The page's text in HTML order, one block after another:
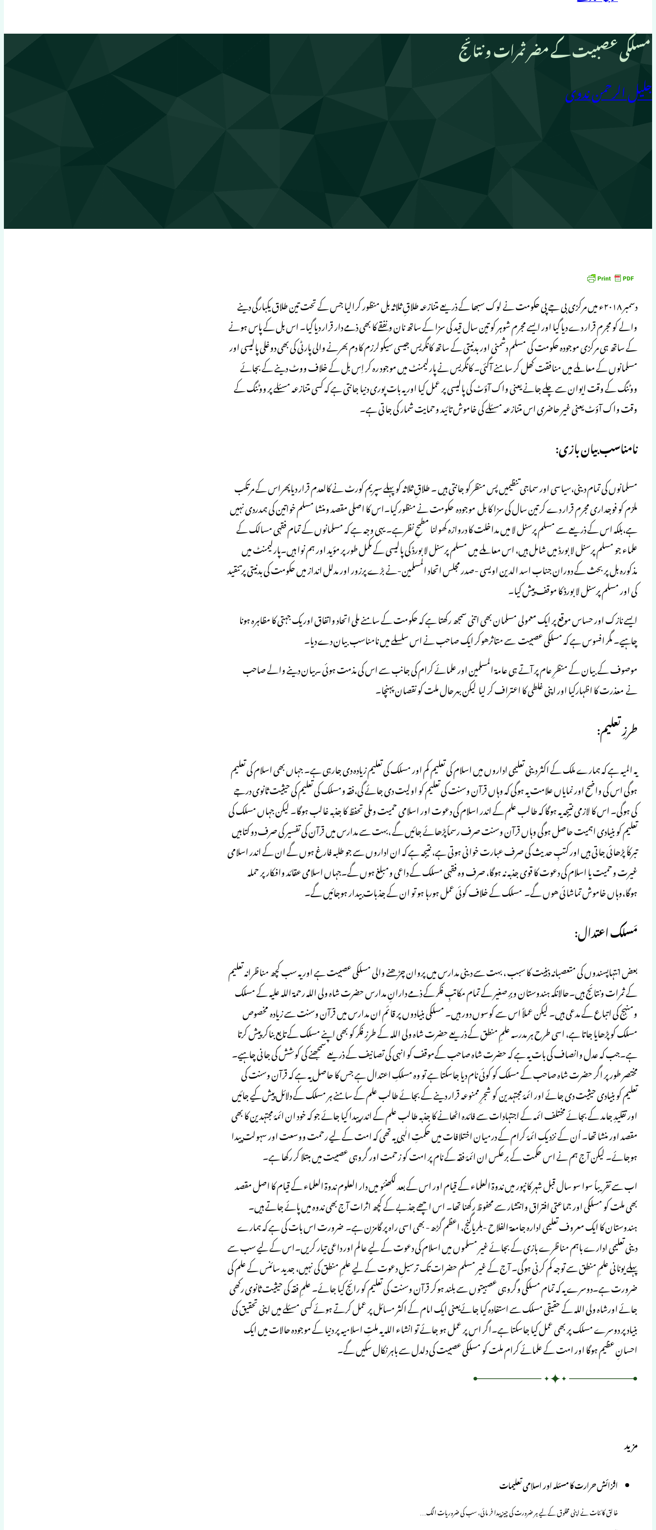
مسلکی عصبیت کے مضر ثمرات و نتائج
جلیل الرحمن ندوی
دسمبر ۲۰۱۸ء میں مرکزی بی جے پی حکومت نے لوک سبھا کے ذریعے متنازعہ طلاقِ ثلاثہ بل منظور کرالیا جس کے تحت تین طلاق یکبارگی دینے
والے کو مجرم قرار دے دیا گیا اور ایسے مجرم شوہر کو تین سال قید کی سزا کے ساتھ نان ونفقے کا بھی ذمے دار قرار دیا گیا۔ اس بل کے پاس ہونے
کے ساتھ ہی مرکزی موجودہ حکومت کی مسلم دشمنی اور بدنیتی کے ساتھ کانگریس جیسی سیکولرزم کا دم بھرنے والی پارٹی کی بھی دوغلی پالیسی اور
مسلمانوں کے معاملے میں منافقت کھل کر سامنے آگئی۔ کانگریس نے پارلیمنٹ میں موجود رہ کر اِس بل کے خلاف ووٹ دینے کے بجائے
ووٹنگ کے وقت ایوان سے چلے جانے یعنی واک آؤٹ کی پالیسی پر عمل کیا اور یہ بات پوری دنیا جانتی ہے کہ کسی متنازعہ مسئلے پر ووٹنگ کے
وقت واک آؤٹ یعنی غیر حاضری اس متنازعہ مسئلے کی خاموش تائید وحمایت شمار کی جاتی ہے۔
نامناسب بیان بازی:
مسلمانوں کی تمام دینی،سیاسی اور سماجی تنظیمیں پس منظرکو جانتی ہیں ۔ طلاقِ ثلاثہ کو پہلے سپریم کورٹ نے کالعدم قرار دیاپھراس کے مرتکب
ملزم کو فوجداری مجرم قرار دے کر تین سال کی سزا کا بل موجودہ حکومت نے منظور كیا۔اس کا اصلی مقصد ومنشا مسلم خواتین کی ہمدردی نہیں
ہے،بلکہ اس کے ذریعے سے مسلم پرسنل لا میں مداخلت کا دروازہ کھولنا مطمحِ نظرہے۔ یہی وجہ ہے کہ مسلمانوں کے تمام فقہی مسالک کے
علماء جو مسلم پرسنل لا بورڈ میں شامل ہیں، اس معاملے میں مسلم پرسنل لا بورڈ کی پالیسی کے مکمل طور پر مؤید اور ہم نوا ہیں۔پارلیمنٹ میں
مذکورہ بل پر بحث کے دوران جناب اسد الدین اویسی -صدر مجلس اتحاد المسلمین-نے بڑے پرزور اور مدلل انداز میں حکومت کی بدنیتی پر تنقید
کی اور مسلم پرسنل لا بورڈ کا موقف پیش کیا۔
ایسے نازک اور حساس موقع پر ایک معمولی مسلمان بھی اتنی سمجھ رکھتا ہے کہ حکومت کے سامنے ملی اتحاد واتفاق اور یک جہتی کا مظاہرہ ہونا
چاہیے۔ مگر افسوس ہے كه مسلکی عصبیت سے متاثرهوكر ایك صاحب نے اس سلسلے میں نامناسب بیان دے دیا۔
موصوف کے بیان کے منظرِ عام پر آتے ہی عامۃ المسلمین اور علمائے کرام کی جانب سے اس كی مذمت ہوئی ۔بیان دینے والے صاحب
نے معذرت کا اظہارکیا اور اپنی غلطی کا اعتراف کر لیا لیكن بهرحال ملت کو نقصان پہنچا۔
طرزِ تعلیم:
یه المیہ ہے کہ ہمارے ملک کے اکثر دینی تعلیمی اداروں میں اسلام کی تعلیم کم اور مسلک کی تعلیم زیادہ دی جارہی ہے۔ جہاں بھی اسلام کی تعلیم
ہوگی اس کی واضح اور نمایاں علامت یہ ہوگی کہ وہاں قرآن وسنت کی تعلیم کو اولیت دی جائے گی،فقہ ومسلک کی تعلیم کی حیثیت ثانوی درجے
کی ہوگی۔ اس کا لازمی نتیجہ یہ ہوگا کہ طالب علم کے اندر اسلام کی دعوت اور اسلامی حمیت وملی تحفظ کا جذبہ غالب ہوگا۔ لیكن جہاں مسلک کی
تعلیم کو بنیادی اہمیت حاصل ہوگی وہاں قرآن وسنت صرف رسماًپڑھائے جائیں گے ،بهت سے مدارس میں قرآن کی تفسیر کی صرف دو کتابیں
تبرکاً پڑھائی جاتی ہیں اور کتبِ حدیث کی صرف عبارت خوانی ہوتی ہے، نتیجہ ہے کہ ان اداروں سے جو طلبہ فارغ ہوں گے ان کے اندر اسلامی
غیرت وحمیت یا اسلام کی دعوت کا قوی جذبہ نہ ہوگا، صرف وہ فقہی مسلک کے داعی ومبلغ ہوں گے۔جہاں اسلامی عقائد وافکار پر حملہ
ہوگا،وہاں خاموش تماشائی هوں گے۔ مسلک کے خلاف کوئی عمل ہورہا ہو تو ان کے جذبات بیدار ہوجائیں گے۔
مَسلك اعتدال:
بعض انتہاپسندوں کی متعصبانہ ذہنیت کا سبب ، بهت سے دینی مدارس میں پروان چڑھنے والی مسلکی عصبیت ہے اور یہ سب کچھ مناظرانہ تعلیم
کے ثمرات ونتائج ہیں۔حالانکہ ہندوستان وبرِ صغیر کے تمام مکاتبِ فکر کے ذمے دارانِ مدارس حضرت شاہ ولی اللہ رحمۃ اللہ علیہ کے مسلک
ومنہج کی اتباع کے مدعی ہیں۔ لیکن عملاً اس سے کوسوں دور ہیں۔ مسلکی بنیادوں پر قائم ان مدارس میں قرآن وسنت سے زیاده مخصوص
مسلک كوپڑھایا جاتا ہے، اسی طرح ہر مدرسہ علمِ منطق کے ذریعے حضرت شاہ ولی اللہ کے طرزِ فكر کو بھی اپنے مسلک کے تابع بناکر پیش کرتا
ہے۔جب کہ عدل وانصاف کی بات یہ ہے کہ حضرت شاہ صاحب کےموقف کو انہی کی تصانیف کے ذریعے سمجھنے کی کوشش کی جانی چاہیے۔
مختصر طور پر اگر حضرت شاہ صاحب کے مسلک کو کوئی نام دیا جاسکتا ہے تو وہ مسلکِ اعتدال ہے جس کا حاصل یہ ہے کہ قرآن وسنت کی
تعلیم کو بنیادی حیثیت دی جائے اور ائمۂ مجتہدین کو شجرِ ممنوعہ قرار دینے کے بجائے طالب علم کے سامنے ہر مسلک کے دلائل پیش کیے جائیں
اور تقلیدِ جامد کے بجائے مختلف ائمہ کے اجتہادات سے فائدہ اٹھانے کا جذبہ طالب علم کے اندر پیدا کیا جائے جو کہ خود ان ائمۂ مجتہدین کا بھی
مقصد اور منشا تھا۔ اُن کے نزدیک ائمۂ کرام کے درمیان اختلافات میں حکمتِ الٰہی یہ تھی کہ امت کے لیے رحمت ووسعت اور سہولت پیدا
ہوجائے۔ لیکن آج ہم نے اس حکمت کے برعکس ان ائمۂ فقہ کے نام پر امت کو زحمت اور گروہی عصبیت میں مبتلا کر رکھا ہے۔
اب سے تقریباً سوا سو سال قبل شہر کانپور میں ندوۃ العلماء کے قیام اور اس کے بعد لکھنئو میں دار العلوم ندوۃ العلماء کے قیام کا اصل مقصد
بھی ملت کو مسلکی اور جماعتی افتراق وانتشار سے محفوظ رکھنا تھا۔ اس اچھے جذبے کے کچھ اثرات آج بھی ندوہ میں پائے جاتے ہیں۔
ہندوستان کا ایک معروف تعلیمی ادارہ جامعۃ الفلاح -بلریاگنج، اعظم گڑھ- بھی اسی راہ پر گامزن ہے۔ ضرورت اس بات کی ہے کہ ہمارے
دینی تعلیمی ادارے باہم مناظرے بازی کے بجائے غیر مسلموں میں اسلام کی دعوت کے لیے عالم اور داعی تیار کریں۔اس کے لیے سب سے
پہلے یونانی علمِ منطق سے توجه كم كرنی ہوگی۔ آج کے غیر مسلم حضرات تک ترسیلِ دعوت کے لیے علمِ منطق کی نہیں، جدید سائنس کے علم کی
ضرورت ہے۔دوسرے یہ کہ تمام مسلکی وگروہی عصبیتوں سے بلند ہوکر قرآن وسنت کی تعلیم کو رائج کیا جائے۔ علمِ فقہ کی حیثیت ثانوی رکھی
جائے اورشاہ ولی اللہ کے حقیقی مسلک سے استفاده كیا جائےیعنی ایک امام کے اکثر مسائل پر عمل کرتے ہوئے کسی مسئلے میں اپنی تحقیق کی
بنیاد پر دوسرے مسلک پر بھی عمل کیا جاسکتا ہے۔اگر اس پر عمل ہو جائے تو انشاء اللہ یہ ملتِ اسلامیہ پر دنیا کے موجودہ حالات میں ایک
احسانِ عظیم ہوگا اور امت کے علمائے کرام ملت کو مسلکی عصبیت کی دلدل سے باہر نکال سکیں گے۔
مزید
افزائش حرارت کا مسئلہ اور اسلامی تعلیمات
خا لق کا ئنات نے اپنی مخلوق کے لیے ہر ضرورت کی چیز پیدا فر مائی، سب کی ضروریات الگ…